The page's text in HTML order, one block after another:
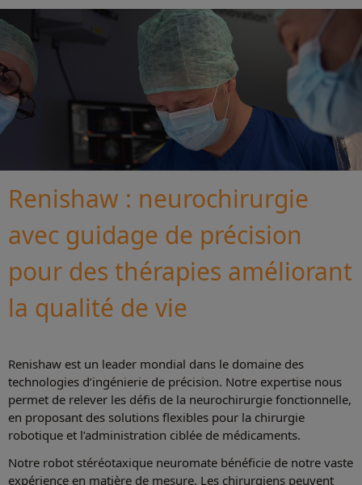
Renishaw : neurochirurgie
avec guidage de précision
pour des thérapies améliorant
la qualité de vie
Renishaw est un leader mondial dans le domaine des
technologies d’ingénierie de précision. Notre expertise nous
permet de relever les défis de la neurochirurgie fonctionnelle,
en proposant des solutions flexibles pour la chirurgie
robotique et l’administration ciblée de médicaments.
Notre robot stéréotaxique neuromate bénéficie de notre vaste
expérience en matière de mesure. Les chirurgiens peuvent